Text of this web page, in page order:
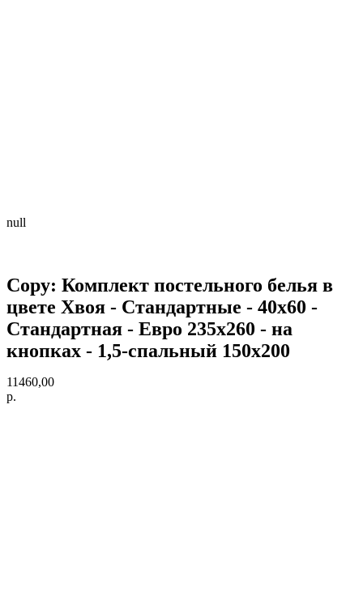
null
Copy: Комплект постельного белья в
цвете Хвоя - Стандартные - 40х60 -
Стандартная - Евро 235х260 - на
кнопках - 1,5-спальный 150х200
11460,00
р.